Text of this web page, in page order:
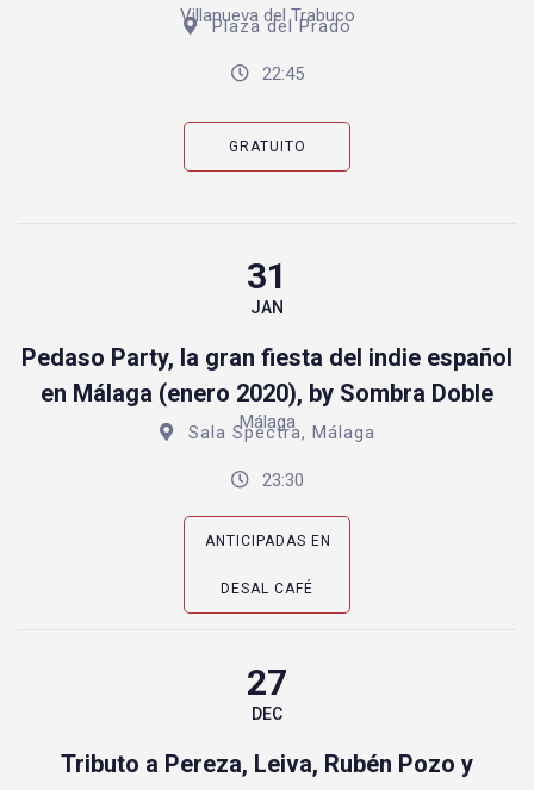
Villanueva del Trabuco
Plaza del Prado
22:45
GRATUITO
31
JAN
Pedaso Party, la gran fiesta del indie español
en Málaga (enero 2020), by Sombra Doble
Málaga
Sala Spectra, Málaga
23:30
ANTICIPADAS EN
DESAL CAFÉ
27
DEC
Tributo a Pereza, Leiva, Rubén Pozo y